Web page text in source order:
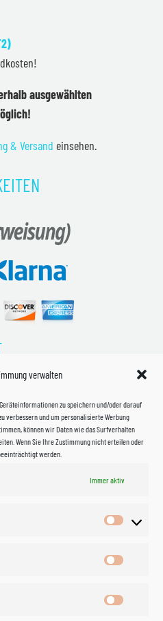
verwalten
zu speichern und/oder darauf
verbessern und um personalisierte Werbung
können wir Daten wie das Surfverhalten
Wenn Sie Ihre Zustimmung nicht erteilen oder
werden.
Immer aktiv
Vorlieben
ausgewählten
& Versand einsehen.